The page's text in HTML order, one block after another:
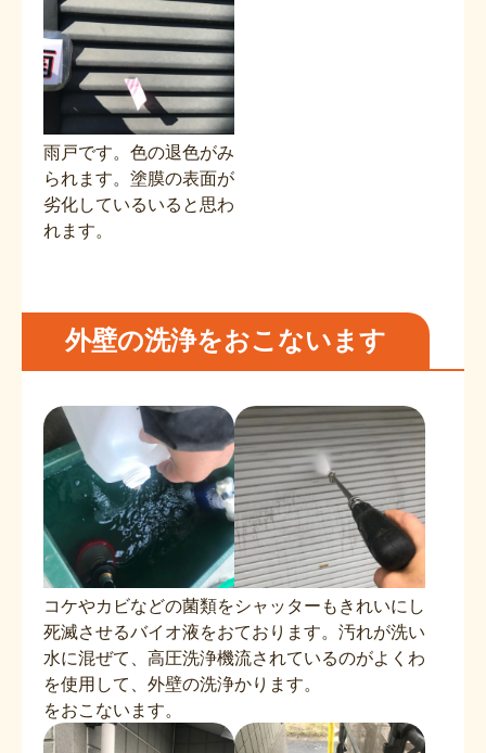
雨戸です。色の退色がみ
られます。塗膜の表面が
劣化しているいると思わ
れます。
外壁の洗浄をおこないます
コケやカビなどの菌類を
死滅させるバイオ液をお
水に混ぜて、高圧洗浄機
を使用して、外壁の洗浄
をおこないます。
シャッターもきれいにし
ております。汚れが洗い
流されているのがよくわ
かります。